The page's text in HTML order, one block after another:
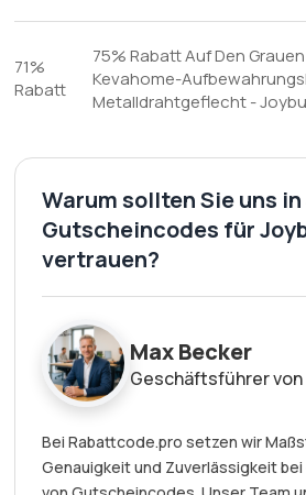
71%
Rabatt
75% Rabatt Auf Den Grauen
Kevahome-
Metalldrahtgeflecht -
Warum sollten Sie uns
Gutscheincodes für
vertrauen?
Max Becker
Geschäftsführer
Bei Rabattcode.pro setzen wir
Genauigkeit und Zuverlässigkeit